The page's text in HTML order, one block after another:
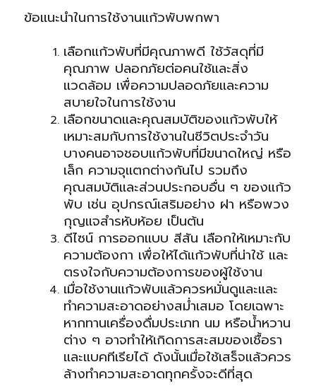
ข้อแนะนำในการใช้งานแก้วพับพกพา
เลือกแก้วพับที่มีคุณภาพดี ใช้วัสดุที่มี
คุณภาพ ปลอกภัยต่อคนใช้และสิ่ง
แวดล้อม เพื่อความปลอดภัยและความ
สบายใจในการใช้งาน
เลือกขนาดและคุณสมบัติของแก้วพับให้
เหมาะสมกับการใช้งานในชีวิตประจำวัน
บางคนอาจชอบแก้วพับที่มีขนาดใหญ่ หรือ
เล็ก ความจุแตกต่างกันไป รวมถึง
คุณสมบัติและส่วนประกอบอื่น ๆ ของแก้ว
พับ เช่น อุปกรณ์เสริมอย่าง ฝา หรือพวง
กุญแจสำรหับห้อย เป็นต้น
ดีไซน์ การออกแบบ สีสัน เลือกให้เหมาะกับ
ความต้องกา เพื่อให้ได้แก้วพับที่น่าใช้ และ
ตรงใจกับความต้องการของผู้ใช้งาน
เมื่อใช้งานแก้วพับแล้วควรหมั่นดูและและ
ทำความสะอาดอย่างสม่ำเสมอ โดยเฉพาะ
หากทานเครื่องดื่มประเภท นม หรือน้ำหวาน
ต่าง ๆ อาจทำให้เกิดการสะสมของเชื้อรา
และแบคทีเรียได้ ดังนั้นเมื่อใช้เสร็จแล้วควร
ล้างทำความสะอาดทุกครั้งจะดีที่สุด